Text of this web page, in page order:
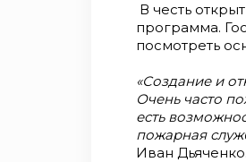
В честь
программа.
посмотреть
«Создание и
Очень часто
есть
пожарная
Иван Дьяченко.